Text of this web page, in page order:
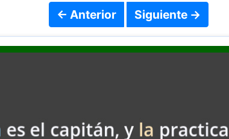
← Anterior Siguiente →